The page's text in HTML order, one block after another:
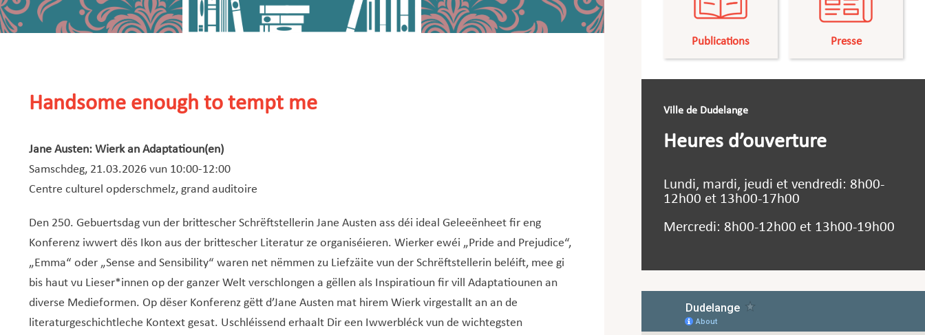
Handsome enough to tempt me
Jane Austen: Wierk an Adaptatioun(en)
Samschdeg, 21.03.2026 vun 10:00-12:00
Centre culturel opderschmelz, grand auditoire
Den 250. Gebuertsdag vun der brittescher Schrëftstellerin Jane Austen ass déi ideal Geleeënheet fir eng
Konferenz iwwert dës Ikon aus der brittescher Literatur ze organiséieren. Wierker ewéi „Pride and Prejudice“,
„Emma“ oder „Sense and Sensibility“ waren net nëmmen zu Liefzäite vun der Schrëftstellerin beléift, mee gi
bis haut vu Lieser*innen op der ganzer Welt verschlongen a gëllen als Inspiratioun fir vill Adaptatiounen an
diverse Medieformen. Op dëser Konferenz gëtt d’Jane Austen mat hirem Wierk virgestallt an an de
literaturgeschichtleche Kontext gesat. Uschléissend erhaalt Dir een Iwwerbléck vun de wichtegsten
Publications Presse
Ville de Dudelange
Heures d’ouverture
Lundi, mardi, jeudi et vendredi: 8h00-
12h00 et 13h00-17h00
Mercredi: 8h00-12h00 et 13h00-19h00